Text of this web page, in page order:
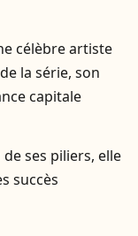
célèbre artiste
la série, son
capitale
ses piliers, elle
succès